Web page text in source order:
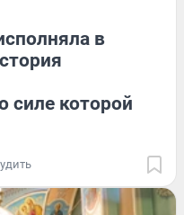
в
силе которой